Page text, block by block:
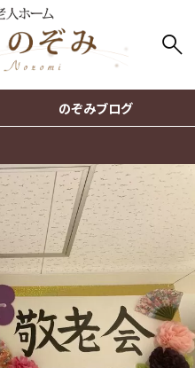
のぞみブログ